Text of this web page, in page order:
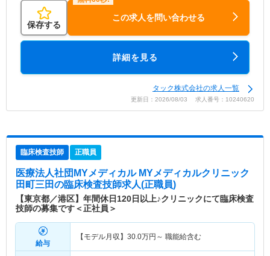
保存する
この求人を問い合わせる
詳細を見る
タック株式会社の求人一覧
更新日：2026/08/03 求人番号：10240620
臨床検査技師 正職員
医療法人社団MYメディカル MYメディカルクリニック
田町三田の臨床検査技師求人(正職員)
【東京都／港区】年間休日120日以上♪クリニックにて臨床検査
技師の募集です＜正社員＞
給与
【モデル月収】 30.0万円～ 職能給含む